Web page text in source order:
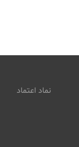
نماد اعتماد